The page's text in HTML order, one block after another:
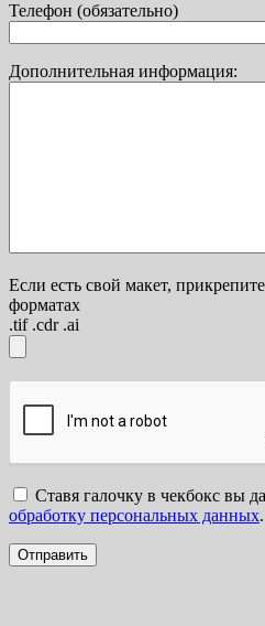
Телефон (обязательно)
Дополнительная информация:
Если есть свой макет,
форматах
.tif .cdr .ai
Ставя галочку в чекбокс вы
обработку персональных данных.